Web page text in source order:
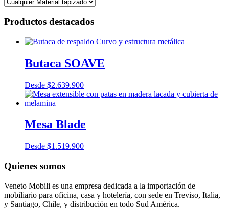
Productos destacados
Butaca SOAVE
Desde $2.639.900
Mesa Blade
Desde $1.519.900
Quienes somos
Veneto Mobili es una empresa dedicada a la importación de
mobiliario para oficina, casa y hotelería, con sede en Treviso, Italia,
y Santiago, Chile, y distribución en todo Sud América.